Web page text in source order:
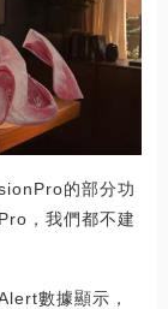
的部分功
，我們都不建
數據顯示，